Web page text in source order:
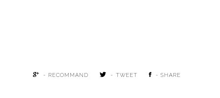
- RECOMMAND - TWEET - SHARE